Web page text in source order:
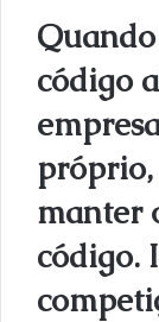
código
manter
código.